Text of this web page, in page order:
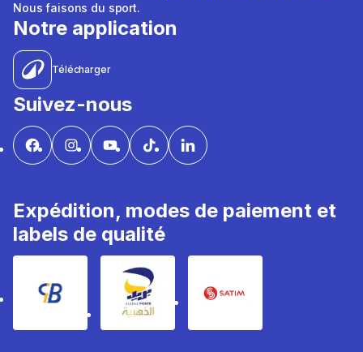
Nous faisons du sport.
Notre application
Télécharger
Suivez-nous
Expédition, modes de paiement et
labels de qualité